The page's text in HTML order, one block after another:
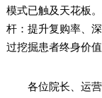
模式已触及天花板
杆：提升复购率、
过挖掘患者终身价
各位院长、运营